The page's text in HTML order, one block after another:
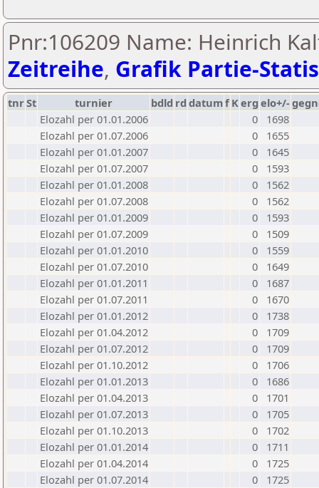
Pnr:106209 Name: Heinrich
Zeitreihe, Grafik Partie-
tnrSt turnier bdld rd datumf Kerg elo+/-
Elozahl per 01.01.2006
0
1698
Elozahl per 01.07.2006
0
1655
Elozahl per 01.01.2007
0
1645
Elozahl per 01.07.2007
0
1593
Elozahl per 01.01.2008
0
1562
Elozahl per 01.07.2008
0
1562
Elozahl per 01.01.2009
0
1593
Elozahl per 01.07.2009
0
1509
Elozahl per 01.01.2010
0
1559
Elozahl per 01.07.2010
0
1649
Elozahl per 01.01.2011
0
1687
Elozahl per 01.07.2011
0
1670
Elozahl per 01.01.2012
0
1738
Elozahl per 01.04.2012
0
1709
Elozahl per 01.07.2012
0
1709
Elozahl per 01.10.2012
0
1706
Elozahl per 01.01.2013
0
1686
Elozahl per 01.04.2013
0
1701
Elozahl per 01.07.2013
0
1705
Elozahl per 01.10.2013
0
1702
Elozahl per 01.01.2014
0
1711
Elozahl per 01.04.2014
0
1725
Elozahl per 01.07.2014
0
1725